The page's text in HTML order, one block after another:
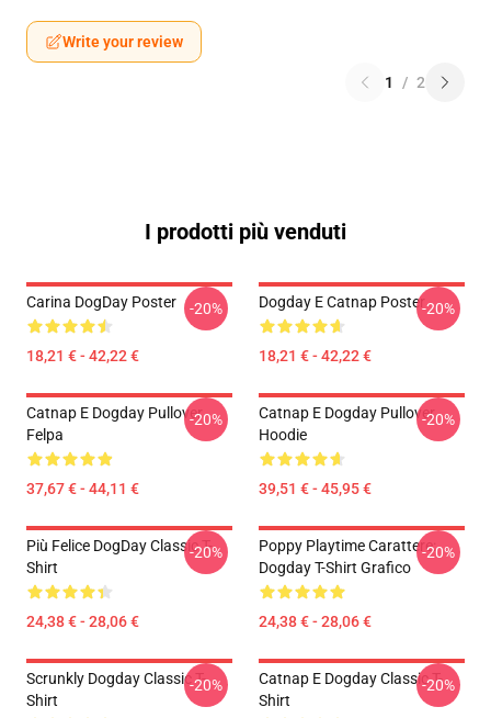
Write your review
1 / 2
I prodotti più venduti
Carina DogDay Poster
18,21 € - 42,22 €
-20% Dogday E Catnap Poster
18,21 € - 42,22 €
-20%
Catnap E Dogday Pullover
Felpa
37,67 € - 44,11 €
-20%
Catnap E Dogday Pullover
Hoodie
39,51 € - 45,95 €
-20%
Più Felice DogDay Classic T-
Shirt
24,38 € - 28,06 €
-20%
Poppy Playtime Carattere:
Dogday T-Shirt Grafico
24,38 € - 28,06 €
-20%
Scrunkly Dogday Classic T-
Shirt
-20%
Catnap E Dogday Classic T-
Shirt
-20%